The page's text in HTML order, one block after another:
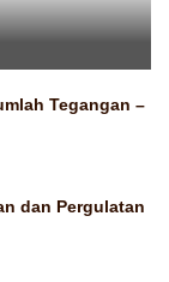
Tegangan –
dan Pergulatan